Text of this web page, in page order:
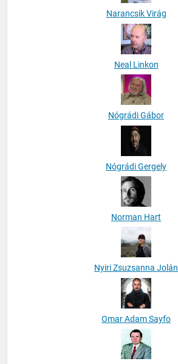
Narancsik Virág
Neal Linkon
Nógrádi Gábor
Nógrádi Gergely
Norman Hart
Nyiri Zsuzsanna Jolán
Omar Adam Sayfo